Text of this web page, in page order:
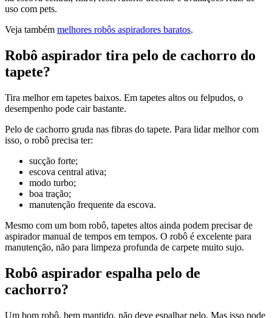
uso com pets.
Veja também melhores robôs aspiradores baratos.
Robô aspirador tira pelo de cachorro do
tapete?
Tira melhor em tapetes baixos. Em tapetes altos ou felpudos, o
desempenho pode cair bastante.
Pelo de cachorro gruda nas fibras do tapete. Para lidar melhor com
isso, o robô precisa ter:
sucção forte;
escova central ativa;
modo turbo;
boa tração;
manutenção frequente da escova.
Mesmo com um bom robô, tapetes altos ainda podem precisar de
aspirador manual de tempos em tempos. O robô é excelente para
manutenção, não para limpeza profunda de carpete muito sujo.
Robô aspirador espalha pelo de
cachorro?
Um bom robô, bem mantido, não deve espalhar pelo. Mas isso pode